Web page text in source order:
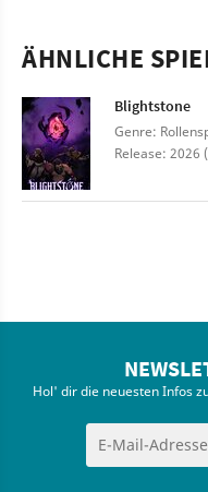
ÄHNLICHE
Blightstone
Genre:
Release: 2026
Hol' dir die neuesten Infos